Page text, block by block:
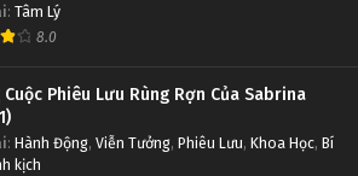
: Tâm Lý
8.0
Cuộc Phiêu Lưu Rùng Rợn Của Sabrina
: Hành Động, Viễn Tưởng, Phiêu Lưu, Khoa Học, Bí
kịch